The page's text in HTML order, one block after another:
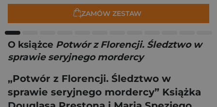
ZAMÓW ZESTAW
O książce Potwór z Florencji. Śledztwo w
sprawie seryjnego mordercy
„Potwór z Florencji. Śledztwo w
sprawie seryjnego mordercy” Książka